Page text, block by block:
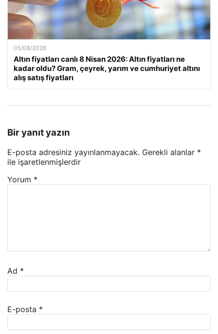
05/08/2026
Altın fiyatları canlı 8 Nisan 2026: Altın fiyatları ne
kadar oldu? Gram, çeyrek, yarım ve cumhuriyet altını
alış satış fiyatları
Bir yanıt yazın
E-posta adresiniz yayınlanmayacak. Gerekli alanlar *
ile işaretlenmişlerdir
Yorum *
Ad *
E-posta *